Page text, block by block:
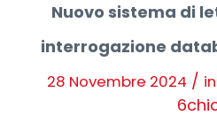
Nuovo sistema di
interrogazione
28 Novembre 2024 / in